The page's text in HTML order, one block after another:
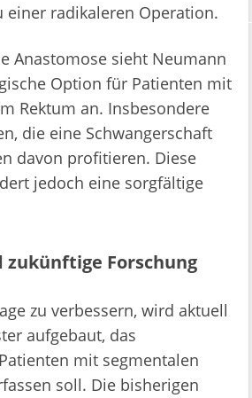
einer radikaleren Operation.
Anastomose sieht Neumann
Option für Patienten mit
Rektum an. Insbesondere
die eine Schwangerschaft
davon profitieren. Diese
jedoch eine sorgfältige
zukünftige Forschung
zu verbessern, wird aktuell
aufgebaut, das
mit segmentalen
soll. Die bisherigen